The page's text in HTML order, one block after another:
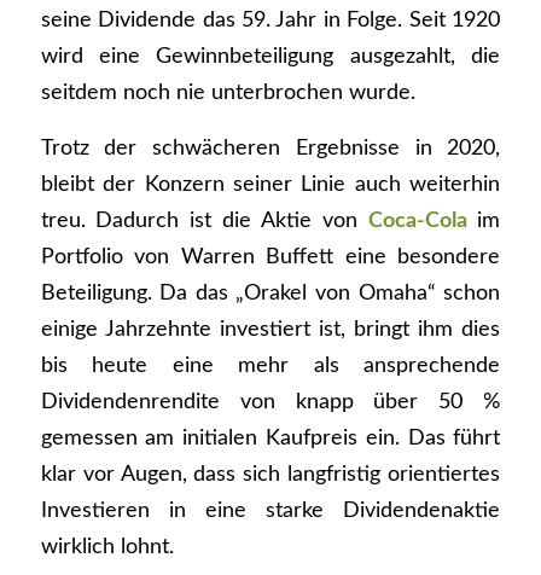
seine Dividende das 59. Jahr in Folge. Seit 1920
wird eine Gewinnbeteiligung ausgezahlt, die
seitdem noch nie unterbrochen wurde.
Trotz der schwächeren Ergebnisse in 2020,
bleibt der Konzern seiner Linie auch weiterhin
treu. Dadurch ist die Aktie von Coca-Colaim
Portfolio von Warren Buffett eine besondere
Beteiligung. Da das „Orakel von Omaha“ schon
einige Jahrzehnte investiert ist, bringt ihm dies
bis heute eine mehr als ansprechende
Dividendenrendite von knapp über 50 %
gemessen am initialen Kaufpreis ein. Das führt
klar vor Augen, dass sich langfristig orientiertes
Investieren in eine starke Dividendenaktie
wirklich lohnt.